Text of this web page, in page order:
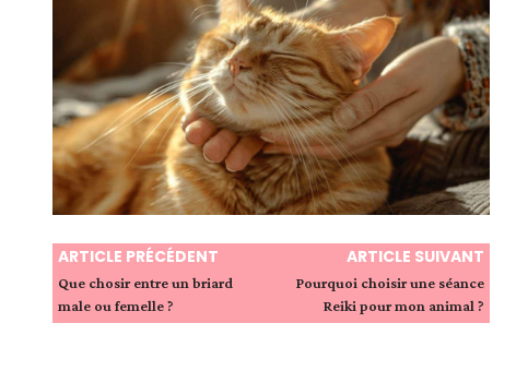
ARTICLE PRÉCÉDENT
Que chosir entre un briard
male ou femelle ?
ARTICLE SUIVANT
Pourquoi choisir une séance
Reiki pour mon animal ?